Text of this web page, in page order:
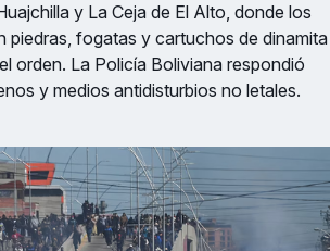
y La Ceja de El Alto, donde los
piedras, fogatas y cartuchos de dinamita
orden. La Policía Boliviana respondió
y medios antidisturbios no letales.